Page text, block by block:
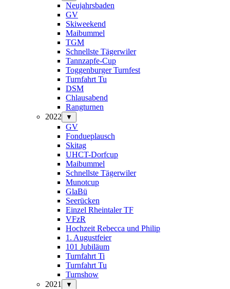
Neujahrsbaden
GV
Skiweekend
Maibummel
TGM
Schnellste Tägerwiler
Tannzapfe-Cup
Toggenburger Turnfest
Turnfahrt Tu
DSM
Chlausabend
Rangturnen
2022
▼
GV
Fondueplausch
Skitag
UHCT-Dorfcup
Maibummel
Schnellste Tägerwiler
Munotcup
GlaBü
Seerücken
Einzel Rheintaler TF
VFzR
Hochzeit Rebecca und Philip
1. Augustfeier
101 Jubiläum
Turnfahrt Ti
Turnfahrt Tu
Turnshow
2021
▼